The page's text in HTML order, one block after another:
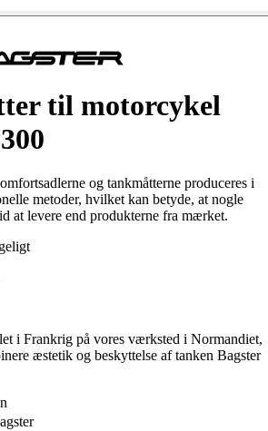
til motorcykel
og tankmåtterne produceres i
metoder, hvilket kan betyde, at nogle
at levere end produkterne fra mærket.
i Frankrig på vores værksted i Normandiet,
æstetik og beskyttelse af tanken Bagster